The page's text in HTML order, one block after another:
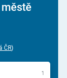
ČR)
1